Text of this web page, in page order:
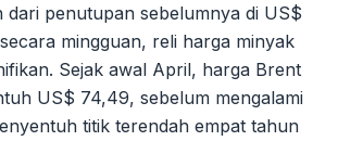
dari penutupan sebelumnya di US$
mingguan, reli harga minyak
Sejak awal April, harga Brent
US$ 74,49, sebelum mengalami
titik terendah empat tahun